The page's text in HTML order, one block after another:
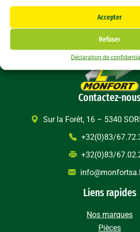
Accepter
Refuser
Déclaration de
Contactez-
Sur la Forêt, 16 – 5340
+32(0)83/
+32(0)83/
Liens rapides
Nos marques
Pièces